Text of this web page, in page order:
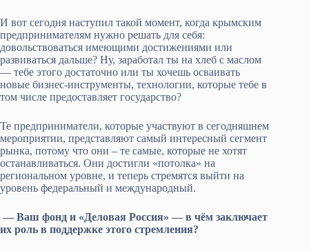
И вот сегодня наступил такой момент, когда крымским
предпринимателям нужно решать для себя:
довольствоваться имеющими достижениями или
развиваться дальше? Ну, заработал ты на хлеб с маслом
— тебе этого достаточно или ты хочешь осваивать
новые бизнес-инструменты, технологии, которые тебе в
том числе предоставляет государство?
Те предприниматели, которые участвуют в сегодняшнем
мероприятии, представляют самый интересный сегмент
рынка, потому что они – те самые, которые не хотят
останавливаться. Они достигли «потолка» на
региональном уровне, и теперь стремятся выйти на
уровень федеральный и международный.
— Ваш фонд и «Деловая Россия» — в чём заключает
их роль в поддержке этого стремления?